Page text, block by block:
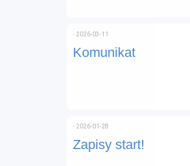
Komunikat
⋅ 2026-03-11
Zapisy start!
⋅ 2026-01-28